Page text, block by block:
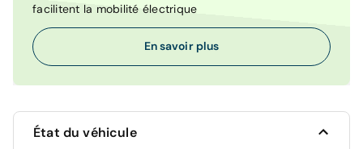
facilitent la mobilité électrique
En savoir plus
État du véhicule